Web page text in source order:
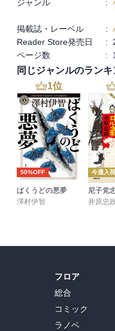
ジャンル :
掲載誌・レーベル
:
Reader Store発売日
:
ページ数
:
同じジャンルのランキ
1位
50%OFF
ばくうどの悪夢
澤村伊智
今週入荷
井原忠
フロア
総合
コミック
ラノベ